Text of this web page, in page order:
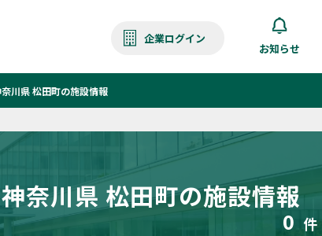
企業ログイン
お知らせ
川県 松田町の施設情報
奈川県 松田町の施設情報
0 件